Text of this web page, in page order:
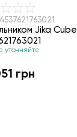
Jika Cube
уточняйте
грн